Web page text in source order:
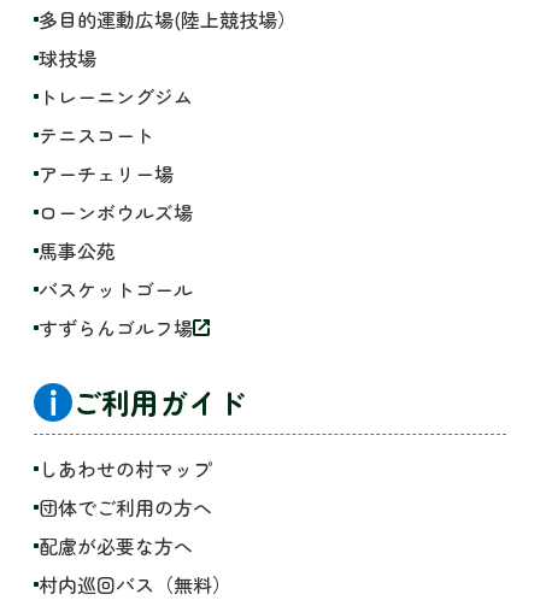
多目的運動広場(陸上競技場）
球技場
トレーニングジム
テニスコート
アーチェリー場
ローンボウルズ場
馬事公苑
バスケットゴール
すずらんゴルフ場
ご利用ガイド
しあわせの村マップ
団体でご利用の方へ
配慮が必要な方へ
村内巡回バス（無料）